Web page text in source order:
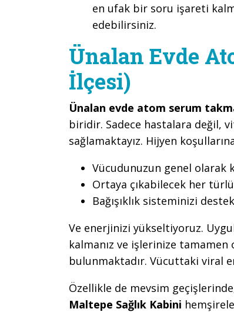
en ufak bir soru işareti
edebilirsiniz.
Ünalan Evde
İlçesi)
Ünalan evde atom serum
biridir. Sadece hastalara değil,
sağlamaktayız. Hijyen
Vücudunuzun genel olarak
Ortaya çıkabilecek her
Bağışıklık sisteminizi
Ve enerjinizi yükseltiyoruz.
kalmanız ve işlerinize
bulunmaktadır. Vücuttaki viral
Özellikle de mevsim
Maltepe Sağlık Kabini